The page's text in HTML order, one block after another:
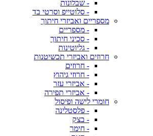
- שבלונות
- סלוטייפ וסרטי בד
מספריים ואביזרי חיתוך
- מספריים
- סכיני חיתוך
- גליוטינות
חרוזים ואביזרי תכשיטנות
- חרוזים
- חרוזי גיהוץ
- אביזרי עזר
- אביזרי תפירה
חומרי לישה ופיסול
- פלסטלינה
- בצק
- חימר